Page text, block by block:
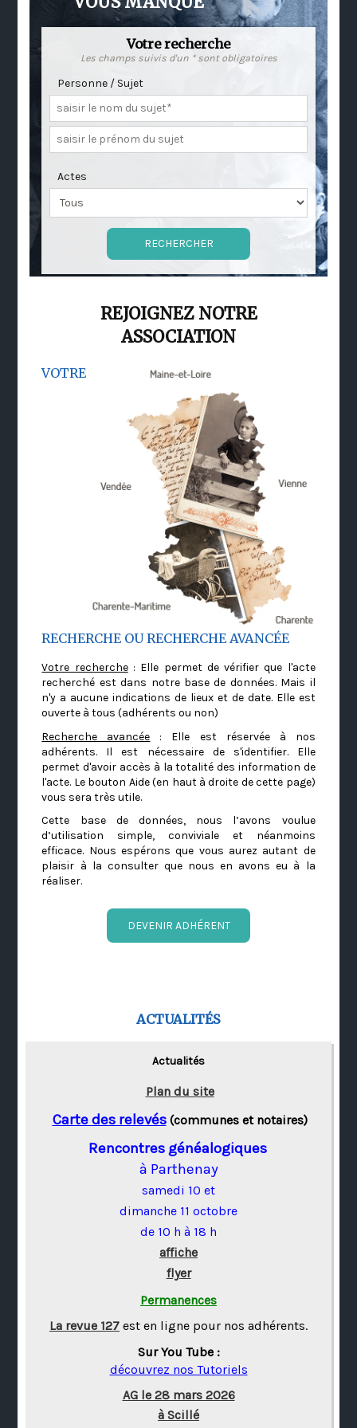
Votre recherche
Les champs suivis d'un * sont obligatoires
Personne / Sujet
Actes
REJOIGNEZ NOTRE
ASSOCIATION
VOTRE
RECHERCHE OU RECHERCHE AVANCÉE
Votre recherche: Elle permet de vérifier que l'acte
recherché est dans notre base de données. Mais il
n'y a aucune indications de lieux et de date. Elle est
ouverte à tous (adhérents ou non)
Recherche avancée : Elle est réservée à nos
adhérents. Il est nécessaire de s'identifier. Elle
permet d'avoir accès à la totalité des information de
l'acte. Le bouton Aide (en haut à droite de cette page)
vous sera très utile.
Cette base de données, nous l’avons voulue
d’utilisation simple, conviviale et néanmoins
efficace. Nous espérons que vous aurez autant de
plaisir à la consulter que nous en avons eu à la
réaliser.
DEVENIR ADHÉRENT
ACTUALITÉS
Actualités
Plan du site
Carte des relevés(communes et notaires)
Rencontres généalogiques
à Parthenay
samedi 10 et
dimanche 11 octobre
de 10 h à 18 h
affiche
flyer
Permanences
La revue 127 est en ligne pour nos adhérents.
Sur You Tube :
découvrez nos Tutoriels
AG le 28 mars 2026
à Scillé